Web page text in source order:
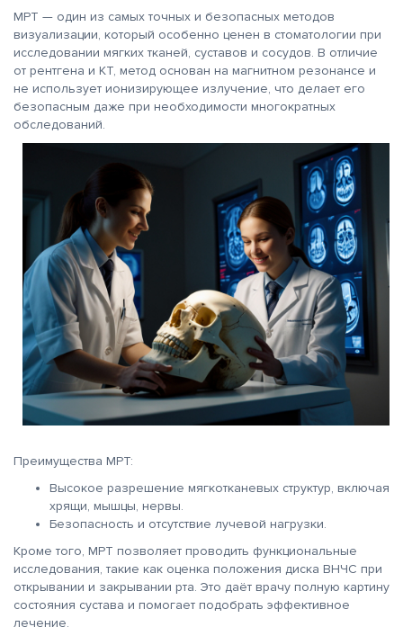
МРТ — один из самых точных и безопасных методов
визуализации, который особенно ценен в стоматологии при
исследовании мягких тканей, суставов и сосудов. В отличие
от рентгена и КТ, метод основан на магнитном резонансе и
не использует ионизирующее излучение, что делает его
безопасным даже при необходимости многократных
обследований.
Преимущества МРТ:
Высокое разрешение мягкотканевых структур, включая
хрящи, мышцы, нервы.
Безопасность и отсутствие лучевой нагрузки.
Кроме того, МРТ позволяет проводить функциональные
исследования, такие как оценка положения диска ВНЧС при
открывании и закрывании рта. Это даёт врачу полную картину
состояния сустава и помогает подобрать эффективное
лечение.